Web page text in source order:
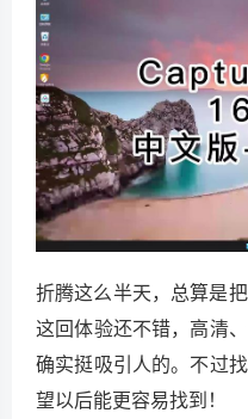
折腾这么半天，总算是把
这回体验还不错，高清
确实挺吸引人的。不过
望以后能更容易找到！